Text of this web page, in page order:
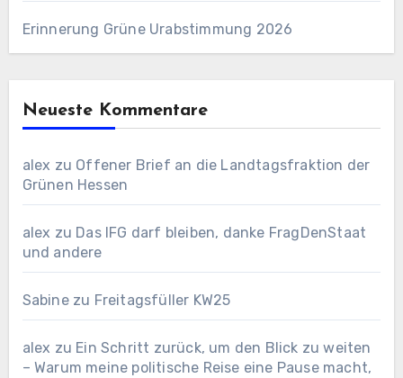
Erinnerung Grüne Urabstimmung 2026
Neueste Kommentare
alex zu Offener Brief an die Landtagsfraktion der
Grünen Hessen
alex zu Das IFG darf bleiben, danke FragDenStaat
und andere
Sabinezu Freitagsfüller KW25
alex zu Ein Schritt zurück, um den Blick zu weiten
– Warum meine politische Reise eine Pause macht,